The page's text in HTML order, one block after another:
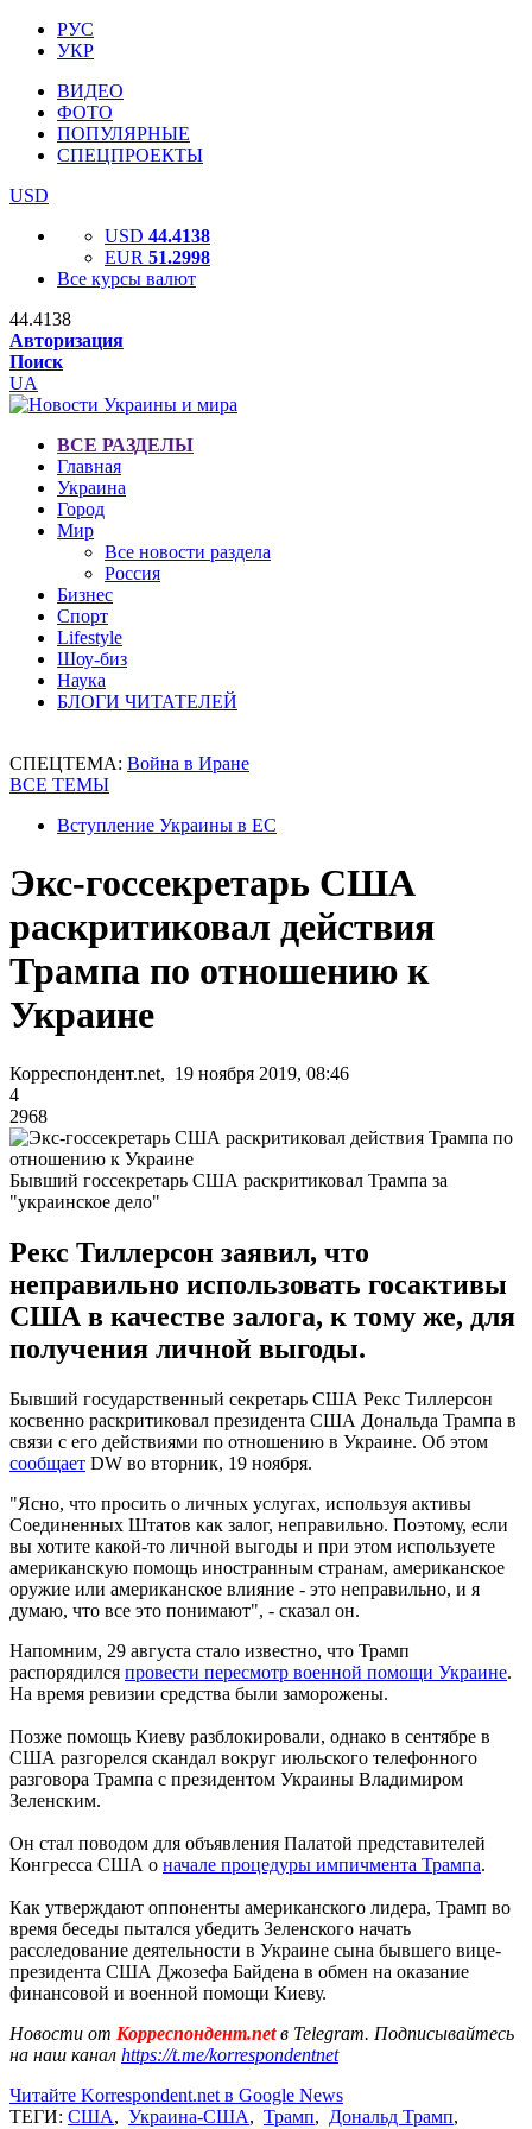
РУС
УКР
ВИДЕО
ФОТО
ПОПУЛЯРНЫЕ
СПЕЦПРОЕКТЫ
USD
USD 44.4138
EUR 51.2998
Все курсы валют
44.4138
Авторизация
Поиск
UA
ВСЕ РАЗДЕЛЫ
Главная
Украина
Город
Мир
Все новости раздела
Россия
Бизнес
Спорт
Lifestyle
Шоу-биз
Наука
БЛОГИ ЧИТАТЕЛЕЙ
СПЕЦТЕМА: Война в Иране
ВСЕ ТЕМЫ
Вступление Украины в ЕС
Экс-госсекретарь США
раскритиковал действия
Трампа по отношению к
Украине
Корреспондент.net, 19 ноября 2019, 08:46
4
2968
Бывший госсекретарь США раскритиковал Трампа за
"украинское дело"
Рекс Тиллерсон заявил, что
неправильно использовать госактивы
США в качестве залога, к тому же, для
получения личной выгоды.
Бывший государственный секретарь США Рекс Тиллерсон
косвенно раскритиковал президента США Дональда Трампа в
связи с его действиями по отношению в Украине. Об этом
сообщает DW во вторник, 19 ноября.
"Ясно, что просить о личных услугах, используя активы
Соединенных Штатов как залог, неправильно. Поэтому, если
вы хотите какой-то личной выгоды и при этом используете
американскую помощь иностранным странам, американское
оружие или американское влияние - это неправильно, и я
думаю, что все это понимают", - сказал он.
Напомним, 29 августа стало известно, что Трамп
распорядился провести пересмотр военной помощи Украине.
На время ревизии средства были заморожены.
Позже помощь Киеву разблокировали, однако в сентябре в
США разгорелся скандал вокруг июльского телефонного
разговора Трампа с президентом Украины Владимиром
Зеленским.
Он стал поводом для объявления Палатой представителей
Конгресса США о начале процедуры импичмента Трампа.
Как утверждают оппоненты американского лидера, Трамп во
время беседы пытался убедить Зеленского начать
расследование деятельности в Украине сына бывшего вице-
президента США Джозефа Байдена в обмен на оказание
финансовой и военной помощи Киеву.
Новости от Корреспондент.netв Telegram. Подписывайтесь
на наш канал https://t.me/korrespondentnet
Читайте Korrespondent.net в Google News
ТЕГИ: США, Украина-США, Трамп, Дональд Трамп,